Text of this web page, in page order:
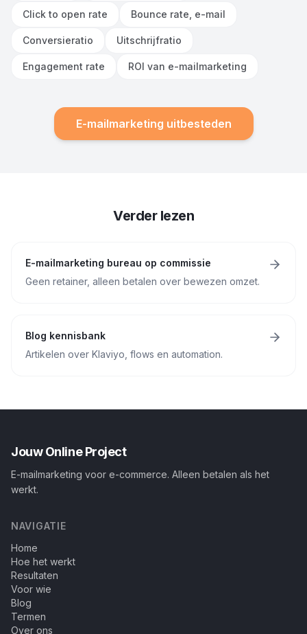
Click to open rate Bounce rate, e-mail
Conversieratio Uitschrijfratio
Engagement rate ROI van e-mailmarketing
E-mailmarketing uitbesteden
Verder lezen
E-mailmarketing bureau op commissie
Geen retainer, alleen betalen over bewezen omzet.
Blog kennisbank
Artikelen over Klaviyo, flows en automation.
Jouw Online Project
E-mailmarketing voor e-commerce. Alleen betalen als het
werkt.
NAVIGATIE
Home
Hoe het werkt
Resultaten
Voor wie
Blog
Termen
Over ons